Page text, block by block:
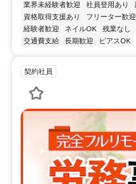
業界未経験者歓迎 社員登用あり
資格取得支援あり
フリーター歓迎
経験者歓迎
ネイルOK 残業なし
交通費支給
長期歓迎 ピアスOK
契約社員